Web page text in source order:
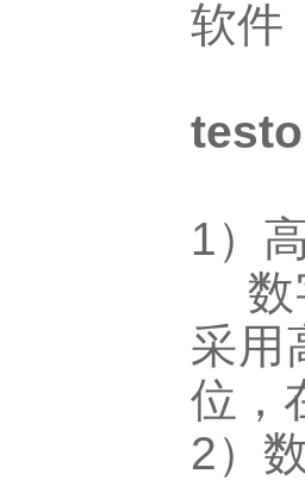
软
1）
数
采用
位，
2）